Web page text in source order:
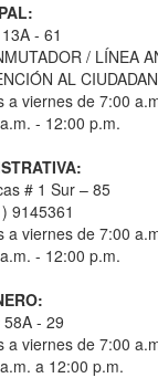
- 61
/ LÍNEA
AL
a viernes de 7:00
- 12:00 p.m.
# 1 Sur – 85
9145361
a viernes de 7:00
- 12:00 p.m.
- 29
a viernes de 7:00
a 12:00 p.m.